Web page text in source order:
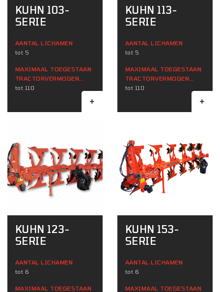
KUHN 103-
SERIE
AANTAL LICHAMEN
tot 5
MAXIMAAL TOEGESTAAN ​​
TRACTORVERMOGEN
(KW)
tot 110
KUHN 113-
SERIE
AANTAL LICHAMEN
tot 5
MAXIMAAL TOEGESTAAN ​​
TRACTORVERMOGEN
(KW)
tot 110
KUHN 123-
SERIE
AANTAL LICHAMEN
tot 6
MAXIMAAL TOEGESTAAN ​​
KUHN 153-
SERIE
AANTAL LICHAMEN
tot 6
MAXIMAAL TOEGESTAAN ​​